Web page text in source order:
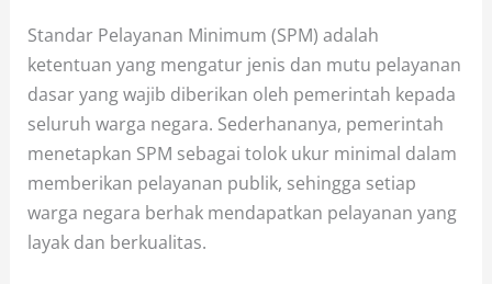
Standar Pelayanan Minimum (SPM) adalah
ketentuan yang mengatur jenis dan mutu pelayanan
dasar yang wajib diberikan oleh pemerintah kepada
seluruh warga negara. Sederhananya, pemerintah
menetapkan SPM sebagai tolok ukur minimal dalam
memberikan pelayanan publik, sehingga setiap
warga negara berhak mendapatkan pelayanan yang
layak dan berkualitas.